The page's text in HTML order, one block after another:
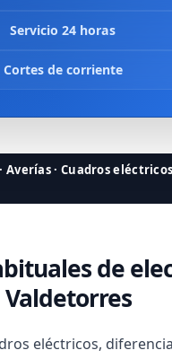
Servicio 24 horas
Cortes de corriente
· Cuadros
de
eléctricos,